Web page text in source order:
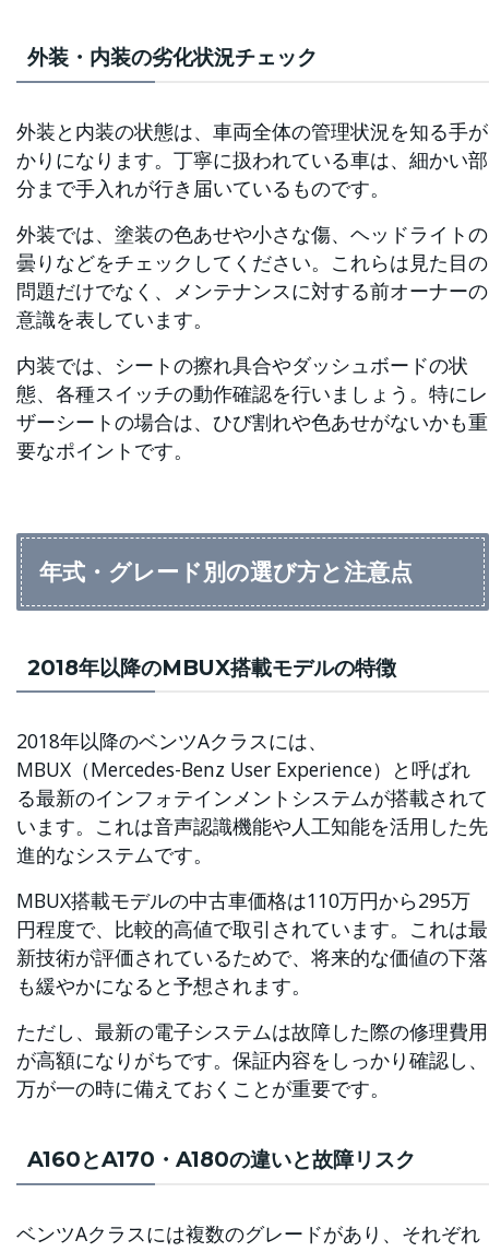
外装・内装の劣化状況チェック
外装と内装の状態は、車両全体の管理状況を知る手が
かりになります。丁寧に扱われている車は、細かい部
分まで手入れが行き届いているものです。
外装では、塗装の色あせや小さな傷、ヘッドライトの
曇りなどをチェックしてください。これらは見た目の
問題だけでなく、メンテナンスに対する前オーナーの
意識を表しています。
内装では、シートの擦れ具合やダッシュボードの状
態、各種スイッチの動作確認を行いましょう。特にレ
ザーシートの場合は、ひび割れや色あせがないかも重
要なポイントです。
年式・グレード別の選び方と注意点
2018年以降のMBUX搭載モデルの特徴
2018年以降のベンツAクラスには、
MBUX（Mercedes-Benz User Experience）と呼ばれ
る最新のインフォテインメントシステムが搭載されて
います。これは音声認識機能や人工知能を活用した先
進的なシステムです。
MBUX搭載モデルの中古車価格は110万円から295万
円程度で、比較的高値で取引されています。これは最
新技術が評価されているためで、将来的な価値の下落
も緩やかになると予想されます。
ただし、最新の電子システムは故障した際の修理費用
が高額になりがちです。保証内容をしっかり確認し、
万が一の時に備えておくことが重要です。
A160とA170・A180の違いと故障リスク
ベンツAクラスには複数のグレードがあり、それぞれ